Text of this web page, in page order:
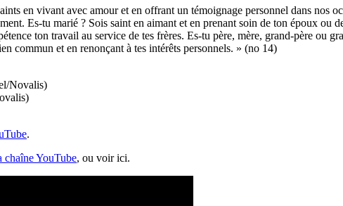
en vivant avec amour et en offrant un témoignage personnel dans nos
Es-tu marié ? Sois saint en aimant et en prenant soin de ton époux ou
ton travail au service de tes frères. Es-tu père, mère, grand-père ou
commun et en renonçant à tes intérêts personnels. » (no 14)
Novalis)
.
chaîne YouTube, ou voir ici.